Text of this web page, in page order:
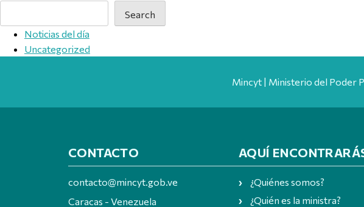
Search
Noticias del día
Uncategorized
Mincyt | Ministerio del Poder
CONTACTO
contacto@mincyt.gob.ve
Caracas - Venezuela
AQUÍ
¿Quiénes somos?
¿Quién es la ministra?